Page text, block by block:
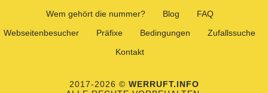
Wem gehört die nummer? Blog
FAQ
Webseitenbesucher
Präfixe Bedingungen
Zufallssuche
Kontakt
2017-2026 © WERRUFT.INFO